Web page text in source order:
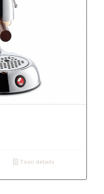
Toon details